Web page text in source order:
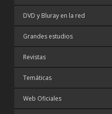
DVD y Bluray en la red
Grandes estudios
Revistas
Temáticas
Web Oficiales